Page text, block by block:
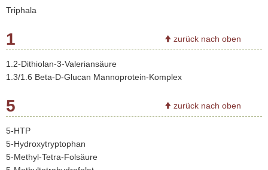
Triphala
1 zurück nach oben
1.2-Dithiolan-3-Valeriansäure
1.3/1.6 Beta-D-Glucan Mannoprotein-Komplex
5 zurück nach oben
5-HTP
5-Hydroxytryptophan
5-Methyl-Tetra-Folsäure